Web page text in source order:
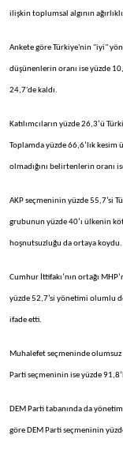
ilişkin toplumsal algının
Ankete göre Türkiye'nin "iyi"
düşünenlerin oranı ise yüzde
24,7'de kaldı.
Katılımcıların yüzde 26,3’ü
Toplamda yüzde 66,6’lık
olmadığını belirtenlerin oranı
AKP seçmeninin yüzde 55,7’si
grubunun yüzde 40’ı ülkenin
hoşnutsuzluğu da ortaya koydu.
Cumhur İttifakı’nın ortağı
yüzde 52,7’si yönetimi olumlu
ifade etti.
Muhalefet seçmeninde olumsuz
Parti seçmeninin ise yüzde
DEM Parti tabanında da
göre DEM Parti seçmeninin